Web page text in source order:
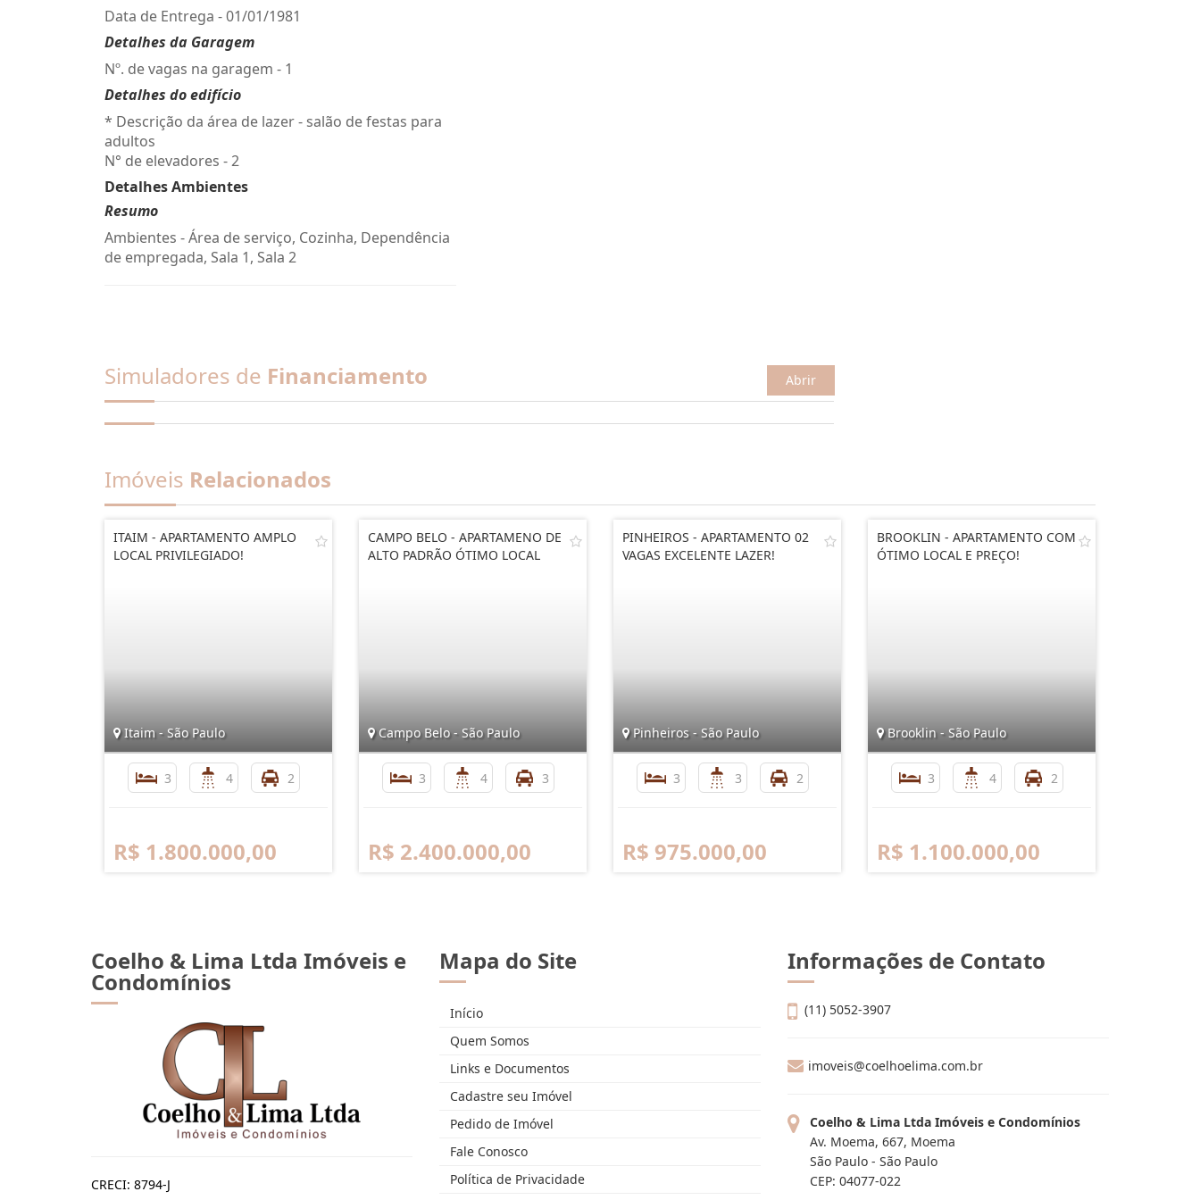
Data de Entrega - 01/01/1981
Detalhes da Garagem
Nº. de vagas na garagem - 1
Detalhes do edifício
* Descrição da área de lazer - salão de festas para
adultos
N° de elevadores - 2
Detalhes Ambientes
Resumo
Ambientes - Área de serviço, Cozinha, Dependência
de empregada, Sala 1, Sala 2
Simuladores de Financiamento Abrir
Imóveis Relacionados
ITAIM - APARTAMENTO AMPLO
LOCAL PRIVILEGIADO!
Itaim - São Paulo
3 4 2
R$ 1.800.000,00
CAMPO BELO - APARTAMENO DE
ALTO PADRÃO ÓTIMO LOCAL
Campo Belo - São Paulo
3 4 3
R$ 2.400.000,00
PINHEIROS - APARTAMENTO 02
VAGAS EXCELENTE LAZER!
Pinheiros - São Paulo
3 3 2
R$ 975.000,00
BROOKLIN - APARTAMENTO COM
ÓTIMO LOCAL E PREÇO!
Brooklin - São Paulo
3 4 2
R$ 1.100.000,00
Coelho & Lima Ltda Imóveis e
Condomínios
CRECI: 8794-J
Mapa do Site
Início
Quem Somos
Links e Documentos
Cadastre seu Imóvel
Pedido de Imóvel
Fale Conosco
Política de Privacidade
Informações de Contato
(11) 5052-3907
imoveis@coelhoelima.com.br
Coelho & Lima Ltda Imóveis e Condomínios
Av. Moema, 667, Moema
São Paulo - São Paulo
CEP: 04077-022